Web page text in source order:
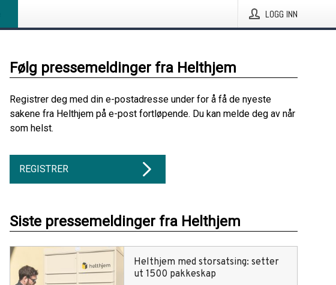
LOGG INN
Følg pressemeldinger fra Helthjem
Registrer deg med din e-postadresse under for å få de nyeste
sakene fra Helthjem på e-post fortløpende. Du kan melde deg av når
som helst.
REGISTRER
Siste pressemeldinger fra Helthjem
Helthjem med storsatsing: setter
ut 1500 pakkeskap